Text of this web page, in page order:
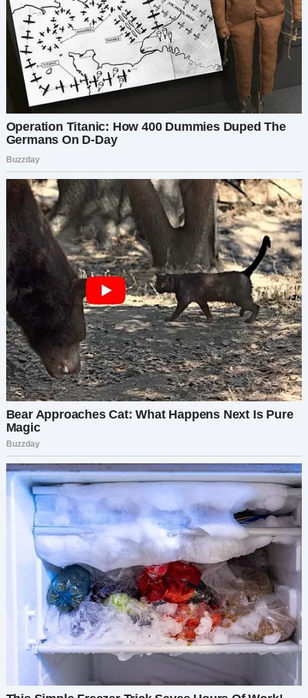
Мюнхгаузена или тяжёлое расстройство
тревожности. Но я с уверенностью могу
сказать: здесь нет болезни, требующей
лечения. И если кто-то назначал
дорогостоящие препараты… — он покачал
головой с отвращением. — Я бы на вашем месте
их пожаловалась.
У меня подкосились ноги, и я опустилась в
кресло.
Всё было ложью.
Отменённая свадьба. Исчезнувшие
сбережения. Годы жизни, отданные уходу за
ней.
Всё — зря.
Я вышла из кабинета врача, словно в тумане.
Уши звенели. Когда я вошла в дом мамы — ведь
я всё ещё жила с ней — она лежала на диване,
закутавшись в плед, словно хрупкая кукла.
Она слабо улыбнулась:
— Ты поговорила с врачом, милая?
Я сжала кулаки:
— Да, поговорила.
Её улыбка дрогнула.
— Мам, — мой голос сорвался, — ты ведь не
больна, правда?
Комната погрузилась в страшную тишину. Её
пальцы сжали край пледа, а в её глазах
впервые промелькнуло нечто новое. Не